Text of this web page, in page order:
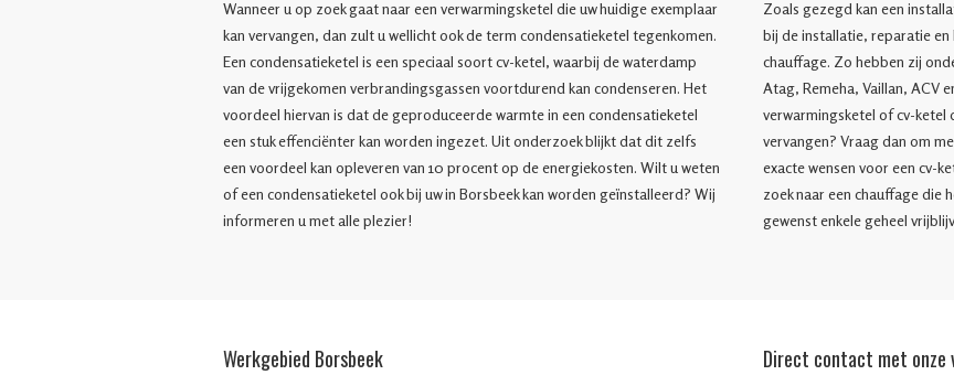
Wanneer u op zoek gaat naar een verwarmingsketel die uw huidige exemplaar
kan vervangen, dan zult u wellicht ook de term condensatieketel tegenkomen.
Een condensatieketel is een speciaal soort cv-ketel, waarbij de waterdamp
van de vrijgekomen verbrandingsgassen voortdurend kan condenseren. Het
voordeel hiervan is dat de geproduceerde warmte in een condensatieketel
een stuk effenciënter kan worden ingezet. Uit onderzoek blijkt dat dit zelfs
een voordeel kan opleveren van 10 procent op de energiekosten. Wilt u weten
of een condensatieketel ook bij uw in Borsbeek kan worden geïnstalleerd? Wij
informeren u met alle plezier!
Zoals gezegd kan een
bij de installatie, reparatie en
chauffage. Zo hebben zij
Atag, Remeha, Vaillan, ACV
verwarmingsketel of cv-ketel
vervangen? Vraag dan om
exacte wensen voor een cv-
zoek naar een chauffage die
gewenst enkele geheel
Werkgebied Borsbeek Direct contact met onze